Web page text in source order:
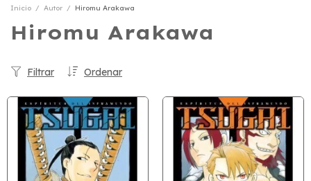
Inicio / Autor / Hiromu Arakawa
Hiromu Arakawa
Ordenar
Filtrar